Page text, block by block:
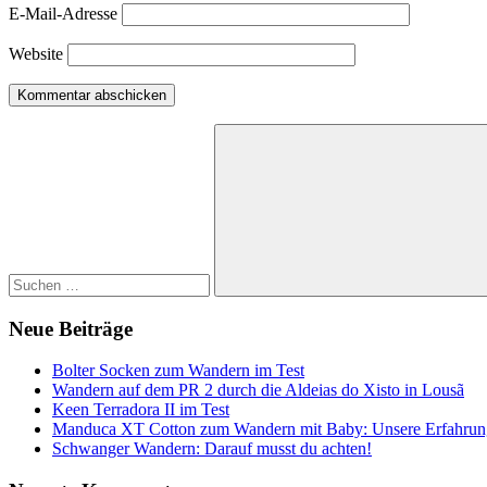
E-Mail-Adresse
Website
Suchen
Neue Beiträge
Bolter Socken zum Wandern im Test
Wandern auf dem PR 2 durch die Aldeias do Xisto in Lousã
Keen Terradora II im Test
Manduca XT Cotton zum Wandern mit Baby: Unsere
Schwanger Wandern: Darauf musst du achten!